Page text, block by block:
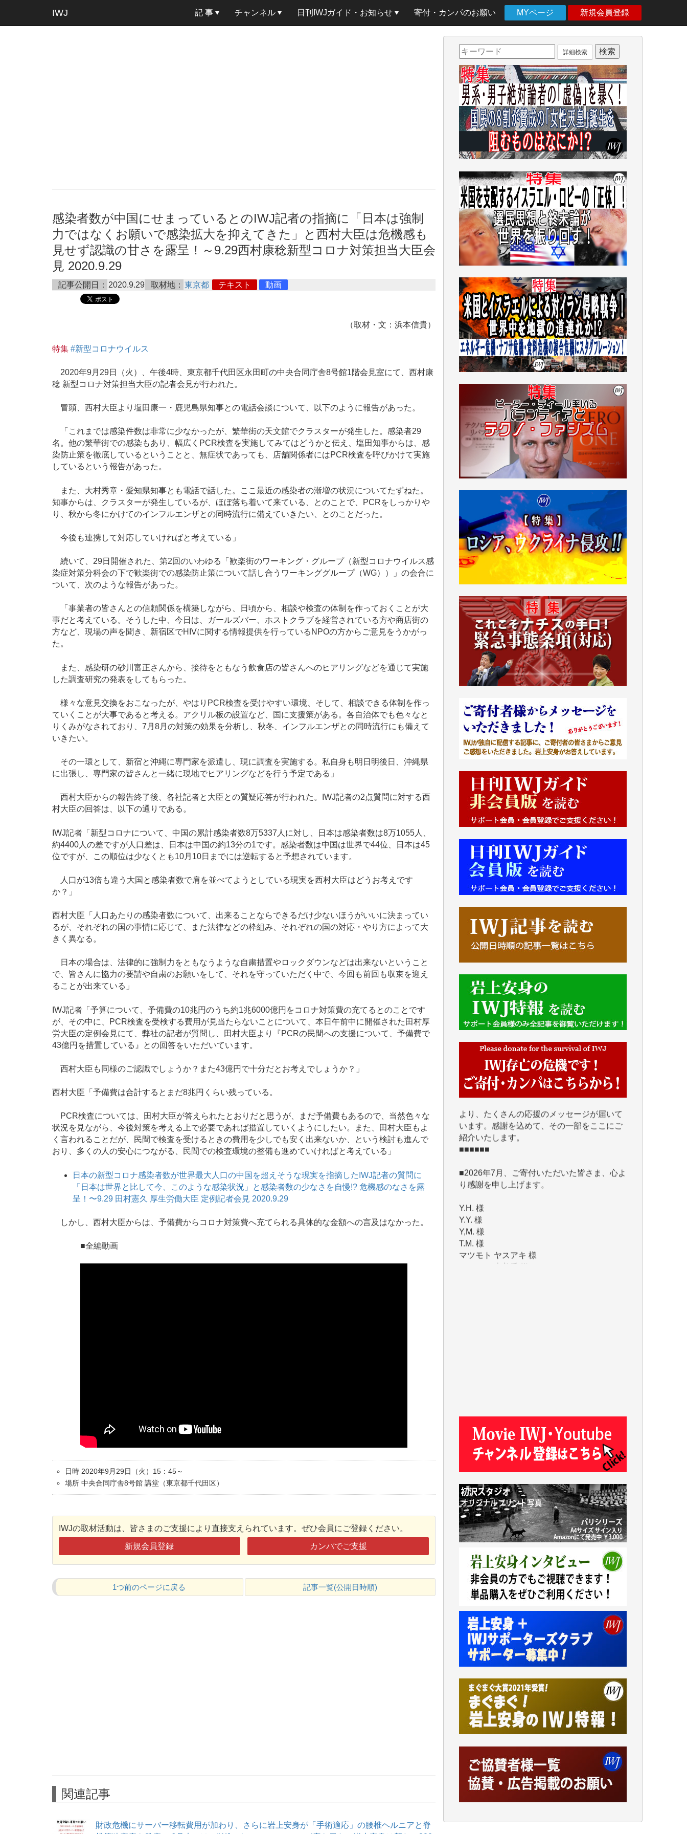
IWJ 記 事 チャンネル 日刊IWJガイド・お知らせ 寄付・カンパのお願い MYページ 新規会員登録
感染者数が中国にせまっているとのIWJ記者の指摘に「日本は強制
力ではなくお願いで感染拡大を抑えてきた」と西村大臣は危機感も
見せず認識の甘さを露呈！～9.29西村康稔新型コロナ対策担当大臣会
見 2020.9.29
記事公開日： 2020.9.29 取材地： 東京都 テキスト 動画
（取材・文：浜本信貴）
特集 #新型コロナウイルス
2020年9月29日（火）、午後4時、東京都千代田区永田町の中央合同庁舎8号館1階会見室にて、西村康
稔 新型コロナ対策担当大臣の記者会見が行われた。
冒頭、西村大臣より塩田康一・鹿児島県知事との電話会談について、以下のように報告があった。
「これまでは感染件数は非常に少なかったが、繁華街の天文館でクラスターが発生した。感染者29
名。他の繁華街での感染もあり、幅広くPCR検査を実施してみてはどうかと伝え、塩田知事からは、感
染防止策を徹底しているということと、無症状であっても、店舗関係者にはPCR検査を呼びかけて実施
しているという報告があった。
また、大村秀章・愛知県知事とも電話で話した。ここ最近の感染者の漸増の状況についてたずねた。
知事からは、クラスターが発生しているが、ほぼ落ち着いて来ている、とのことで、PCRをしっかりや
り、秋から冬にかけてのインフルエンザとの同時流行に備えていきたい、とのことだった。
今後も連携して対応していければと考えている」
続いて、29日開催された、第2回のいわゆる「歓楽街のワーキング・グループ（新型コロナウイルス感
染症対策分科会の下で歓楽街での感染防止策について話し合うワーキンググループ（WG））」の会合に
ついて、次のような報告があった。
「事業者の皆さんとの信頼関係を構築しながら、日頃から、相談や検査の体制を作っておくことが大
事だと考えている。そうした中、今日は、ガールズバー、ホストクラブを経営されている方や商店街の
方など、現場の声を聞き、新宿区でHIVに関する情報提供を行っているNPOの方からご意見をうかがっ
た。
また、感染研の砂川富正さんから、接待をともなう飲食店の皆さんへのヒアリングなどを通じて実施
した調査研究の発表をしてもらった。
様々な意見交換をおこなったが、やはりPCR検査を受けやすい環境、そして、相談できる体制を作っ
ていくことが大事であると考える。アクリル板の設置など、国に支援策がある。各自治体でも色々なと
りくみがなされており、7月8月の対策の効果を分析し、秋冬、インフルエンザとの同時流行にも備えて
いきたい。
その一環として、新宿と沖縄に専門家を派遣し、現に調査を実施する。私自身も明日明後日、沖縄県
に出張し、専門家の皆さんと一緒に現地でヒアリングなどを行う予定である」
西村大臣からの報告終了後、各社記者と大臣との質疑応答が行われた。IWJ記者の2点質問に対する西
村大臣の回答は、以下の通りである。
IWJ記者「新型コロナについて、中国の累計感染者数8万5337人に対し、日本は感染者数は8万1055人、
約4400人の差ですが人口差は、日本は中国の約13分の1です。感染者数は中国は世界で44位、日本は45
位ですが、この順位は少なくとも10月10日までには逆転すると予想されています。
人口が13倍も違う大国と感染者数で肩を並べてようとしている現実を西村大臣はどうお考えです
か？」
西村大臣「人口あたりの感染者数について、出来ることならできるだけ少ないほうがいいに決まってい
るが、それぞれの国の事情に応じて、また法律などの枠組み、それぞれの国の対応・やり方によって大
きく異なる。
日本の場合は、法律的に強制力をともなうような自粛措置やロックダウンなどは出来ないということ
で、皆さんに協力の要請や自粛のお願いをして、それを守っていただく中で、今回も前回も収束を迎え
ることが出来ている」
IWJ記者「予算について、予備費の10兆円のうち約1兆6000億円をコロナ対策費の充てるとのことです
が、その中に、PCR検査を受検する費用が見当たらないことについて、本日午前中に開催された田村厚
労大臣の定例会見にて、弊社の記者が質問し、田村大臣より『PCRの民間への支援について、予備費で
43億円を措置している』との回答をいただいています。
西村大臣も同様のご認識でしょうか？また43億円で十分だとお考えでしょうか？」
西村大臣「予備費は合計するとまだ8兆円くらい残っている。
PCR検査については、田村大臣が答えられたとおりだと思うが、まだ予備費もあるので、当然色々な
状況を見ながら、今後対策を考える上で必要であれば措置していくようにしたい。また、田村大臣もよ
く言われることだが、民間で検査を受けるときの費用を少しでも安く出来ないか、という検討も進んで
おり、多くの人の安心につながる、民間での検査環境の整備も進めていければと考えている」
日本の新型コロナ感染者数が世界最大人口の中国を超えそうな現実を指摘したIWJ記者の質問に
「日本は世界と比して今、このような感染状況」と感染者数の少なさを自慢!? 危機感のなさを露
呈！〜9.29 田村憲久 厚生労働大臣 定例記者会見 2020.9.29
しかし、西村大臣からは、予備費からコロナ対策費へ充てられる具体的な金額への言及はなかった。
■全編動画
日時 2020年9月29日（火）15：45～
場所 中央合同庁舎8号館 講堂（東京都千代田区）
IWJの取材活動は、皆さまのご支援により直接支えられています。ぜひ会員にご登録ください。
新規会員登録 カンパでご支援
1つ前のページに戻る 記事一覧(公開日時順)
関連記事
財政危機にサーバー移転費用が加わり、さらに岩上安身が「手術適応」の腰椎ヘルニアと脊
詳細検索
■■■■■■
IWJには、ご寄付・カンパをいただいた方々
より、たくさんの応援のメッセージが届いて
います。感謝を込めて、その一部をここにご
紹介いたします。
■■■■■■
■2026年7月、ご寄付いただいた皆さま、心よ
Y.H. 様
Y,M. 様
T.M. 様
マツモト ヤスアキ 様
マシオン 恵美香 様
岩井 祐子 様
吉村 隆子 様
ASAKO TAKAESU 様
マシオン恵美香 様
平野智生 様
山本賢二 様
吉住俊昭 様
徳山匡 様
金 盛起 様
塩川 晃平 様
松本益美 様
井出 隆太 様
及川昭男 様
藤田英之 様
藤岡比左志 様
井出 隆太 様
小池説夫 様
諸般の事情によりIWJ会費払えず今は非会員
です。市民側に立つ講演会にIWJのカメラマ
ンをよく拝見しております。コンテンツが失
われるのはあまりにもったいない。少しでも
今日、僅かですがカンパしました。（T.M.
様）
今日、僅かですがカンパしました。IWJの危
機を乗り切るには到底及ばない額ですが病気
の妻を抱えている私にとっては精一杯のカン
パです。
かねてよりIWJが発してきた膨大な取材記事
や解説記事、そして各界の方々とのインタビ
ューは大袈裟ではなく、極めて重要な知的財